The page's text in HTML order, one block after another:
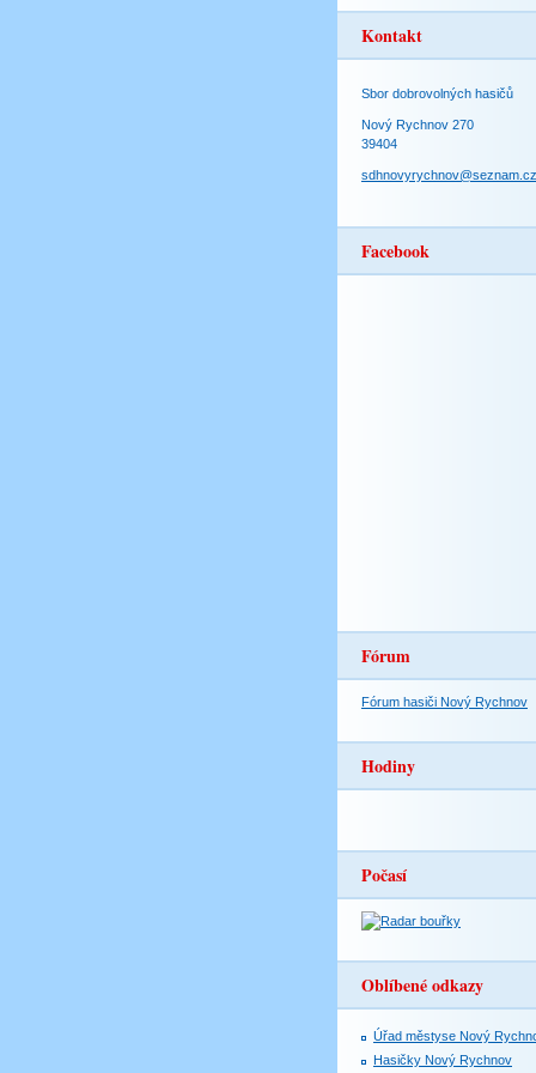
Kontakt
Sbor dobrovolných hasičů
Nový Rychnov 270
39404
sdhnovyrychnov@seznam.cz
Facebook
Fórum
Fórum hasiči Nový Rychnov
Hodiny
Počasí
Oblíbené odkazy
Úřad městyse Nový
Hasičky Nový Rychnov